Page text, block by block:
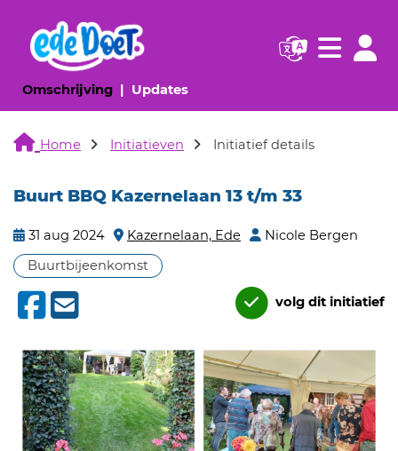
Omschrijving(huidige pagina)
Updates(huidige pagina)
Navigatie
Home Initiatieven Initiatief details
Buurt BBQ Kazernelaan 13 t/m 33
31 aug 2024 Kazernelaan, Ede
Nicole Bergen
Buurtbijeenkomst
volg dit initiatief